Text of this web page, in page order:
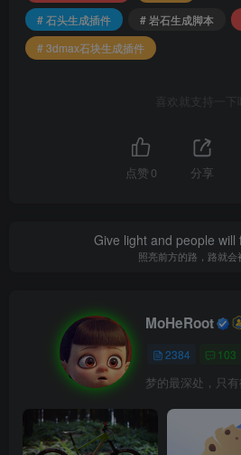
# 石头生成插件
# 岩石生成脚本
# 3dmax石块生成插件
喜欢就支持一下
点赞 0 分享
Give light and people will
照亮前方的路，路就会
MoHeRoot
2384 103
梦的最深处，只